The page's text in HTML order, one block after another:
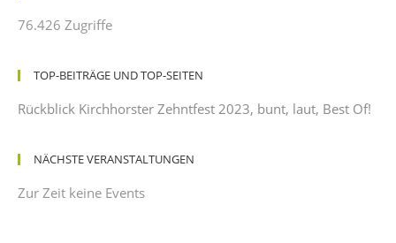
76.426 Zugriffe
TOP-BEITRÄGE UND TOP-SEITEN
Rückblick Kirchhorster Zehntfest 2023, bunt, laut, Best Of!
NÄCHSTE VERANSTALTUNGEN
Zur Zeit keine Events